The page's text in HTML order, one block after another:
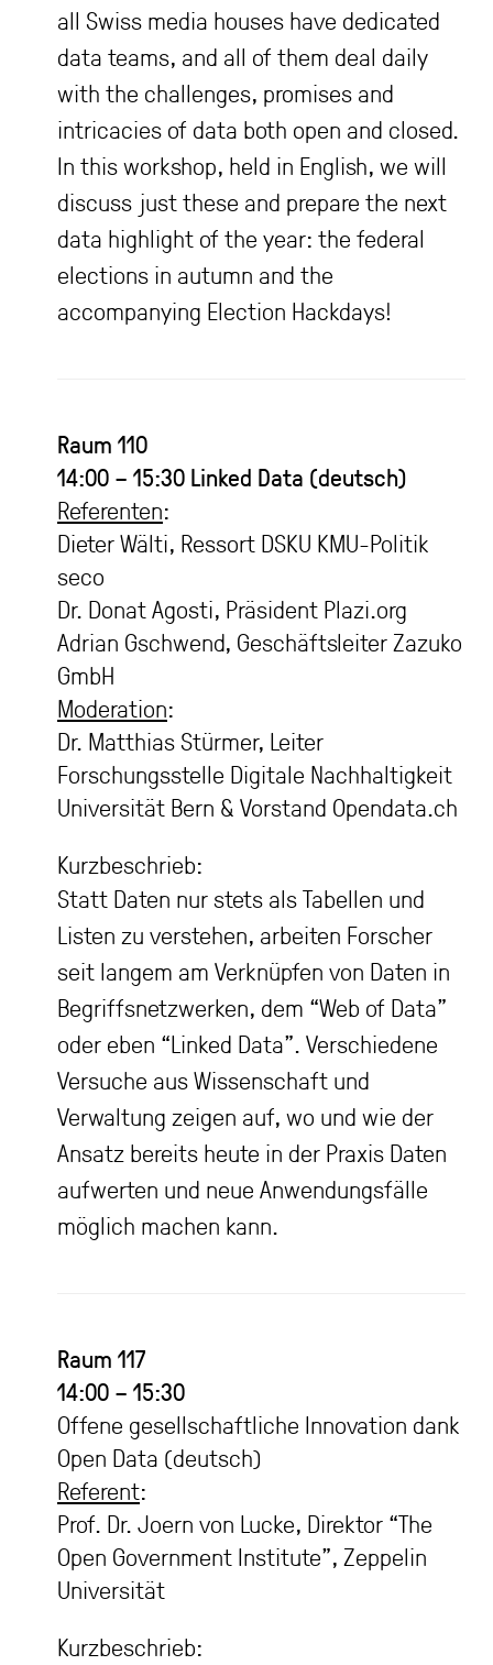
all Swiss media houses have dedicated
data teams, and all of them deal daily
with the challenges, promises and
intricacies of data both open and closed.
In this workshop, held in English, we will
discuss just these and prepare the next
data highlight of the year: the federal
elections in autumn and the
accompanying Election Hackdays!
Raum 110
14:00 – 15:30 Linked Data (deutsch)
Referenten:
Dieter Wälti, Ressort DSKU KMU-Politik
seco
Dr. Donat Agosti, Präsident Plazi.org
Adrian Gschwend, Geschäftsleiter Zazuko
GmbH
Moderation:
Dr. Matthias Stürmer, Leiter
Forschungsstelle Digitale Nachhaltigkeit
Universität Bern & Vorstand Opendata.ch
Kurzbeschrieb:
Statt Daten nur stets als Tabellen und
Listen zu verstehen, arbeiten Forscher
seit langem am Verknüpfen von Daten in
Begriffsnetzwerken, dem “Web of Data”
oder eben “Linked Data”. Verschiedene
Versuche aus Wissenschaft und
Verwaltung zeigen auf, wo und wie der
Ansatz bereits heute in der Praxis Daten
aufwerten und neue Anwendungsfälle
möglich machen kann.
Raum 117
14:00 – 15:30
Offene gesellschaftliche Innovation dank
Open Data (deutsch)
Referent:
Prof. Dr. Joern von Lucke, Direktor “The
Open Government Institute”, Zeppelin
Universität
Kurzbeschrieb: